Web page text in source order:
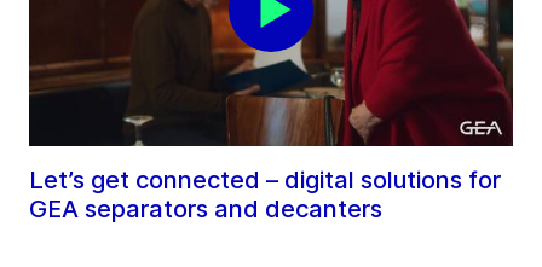
Let’s get connected – digital solutions for
GEA separators and decanters